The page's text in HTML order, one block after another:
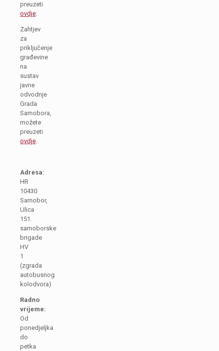
preuzeti
ovdje.
Zahtjev
za
priključenje
građevine
na
sustav
javne
odvodnje
Grada
Samobora,
možete
preuzeti
ovdje.
Adresa:
HR
10430
Samobor,
Ulica
151.
samoborske
brigade
HV
1
(zgrada
autobusnog
kolodvora)
Radno
vrijeme:
Od
ponedjeljka
do
petka